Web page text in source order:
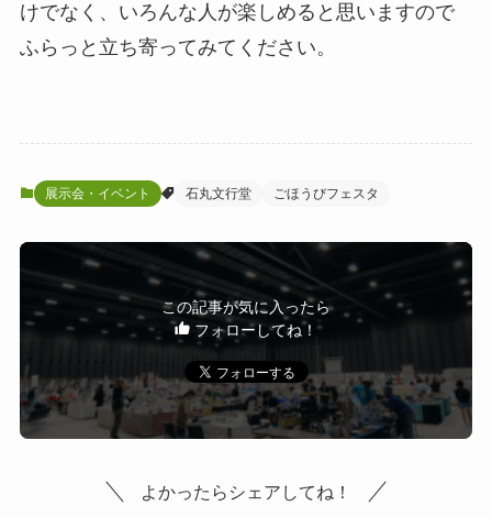
けでなく、いろんな人が楽しめると思いますので
ふらっと立ち寄ってみてください。
展示会・イベント 石丸文行堂 ごほうびフェスタ
この記事が気に入ったら
フォローしてね！
よかったらシェアしてね！